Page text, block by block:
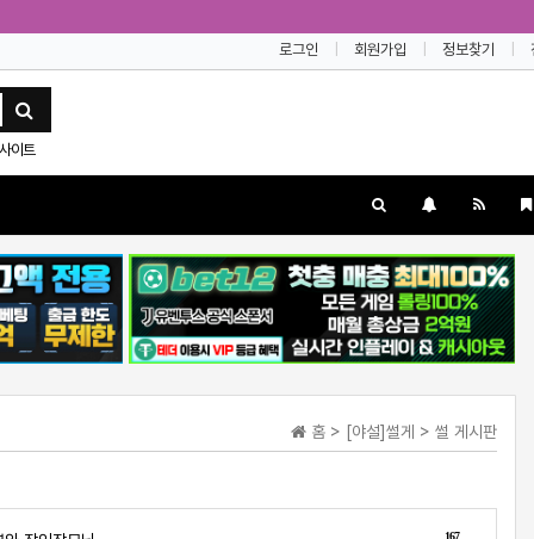
로그인 회원가입 정보찾기
이트
홈 > [야설]썰게 > 썰 게시판
167